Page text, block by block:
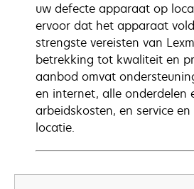
uw defecte apparaat op
ervoor dat het apparaat
strengste vereisten van
betrekking tot kwaliteit en
aanbod omvat
en internet, alle onderdelen
arbeidskosten, en service
locatie.